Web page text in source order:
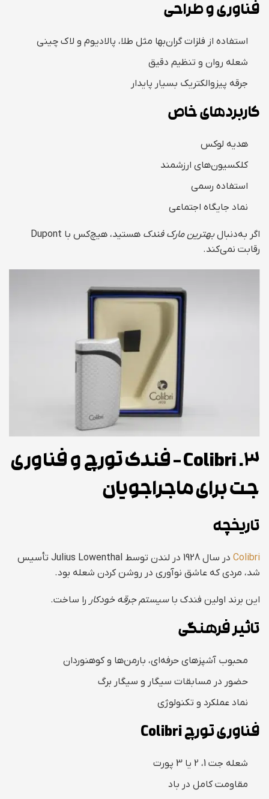
فناوری و طراحی
استفاده از فلزات گران‌بها مثل طلا، پالادیوم و لاک چینی
شعله روان و تنظیم دقیق
جرقه پیزوالکتریک بسیار پایدار
کاربردهای خاص
هدیه لوکس
کلکسیون‌های ارزشمند
استفاده رسمی
نماد جایگاه اجتماعی
اگر به‌دنبالبهترین مارک فندک
هستید، هیچ‌کس با Dupont
رقابت نمی‌کند.
3. Colibri – فندک تورچ و فناوری
جت برای ماجراجویان
تاریخچه
Colibri
در سال 1928 در لندن توسط Julius Lowenthal تأسیس
شد، مردی که عاشق نوآوری در روشن کردن شعله بود.
این برند اولین فندک باسیستم جرقه خودکار را ساخت.
تاثیر فرهنگی
محبوب آشپزهای حرفه‌ای، بارمن‌ها و کوهنوردان
حضور در مسابقات سیگار و سیگار برگ
نماد عملکرد و تکنولوژی
فناوری تورچ Colibri
شعله جت 1، 2 یا 3 پورت
مقاومت کامل در باد